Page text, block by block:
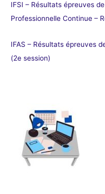
IFSI – Résultats épreuves
Professionnelle Continue –
IFAS – Résultats épreuves
(2e session)